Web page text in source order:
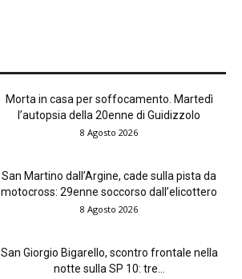
Morta in casa per soffocamento. Martedì
l’autopsia della 20enne di Guidizzolo
8 Agosto 2026
San Martino dall’Argine, cade sulla pista da
motocross: 29enne soccorso dall’elicottero
8 Agosto 2026
San Giorgio Bigarello, scontro frontale nella
notte sulla SP 10: tre...